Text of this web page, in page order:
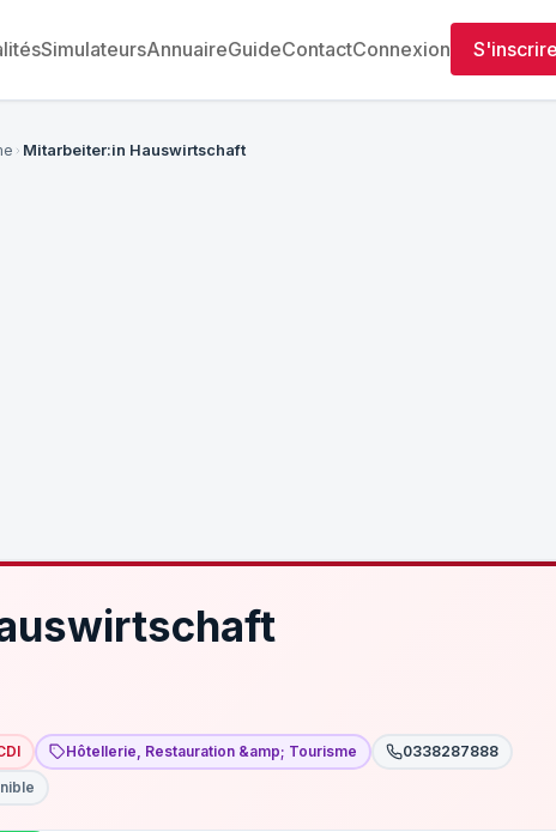
SimulateursAnnuaireGuideContactConnexion
Mitarbeiter:in Hauswirtschaft
Hôtellerie, Restauration &amp; Tourisme
0338287888